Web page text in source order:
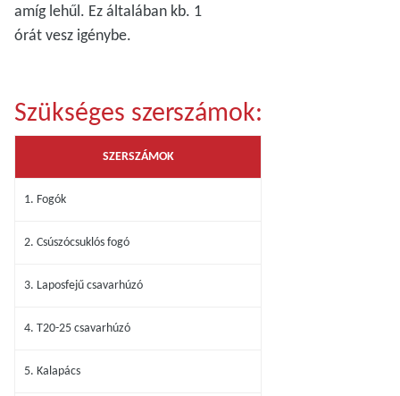
amíg lehűl. Ez általában kb. 1
órát vesz igénybe.
Szükséges szerszámok:
SZERSZÁMOK
1. Fogók
2. Csúszócsuklós fogó
3. Laposfejű csavarhúzó
4. T20-25 csavarhúzó
5. Kalapács